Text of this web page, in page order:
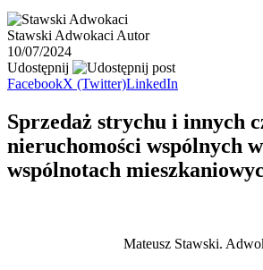
Stawski Adwokaci Autor
10/07/2024
Udostępnij
FacebookX (Twitter)LinkedIn
Sprzedaż strychu i innych
nieruchomości wspólnych
wspólnotach
Mateusz Stawski.